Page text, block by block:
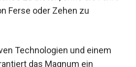
durch Überstand von Ferse
Technologien und einem
das Magnum ein